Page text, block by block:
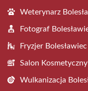
Weterynarz
Fotograf
Fryzjer Bolesławiec
Salon
Wulkanizacja